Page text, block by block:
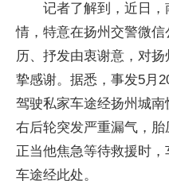
记者了解到，近日
情，特意在扬州交警微
历、抒发由衷谢意，对
挚感谢。据悉，事发5月
驾驶私家车途经扬州城
右后轮突发严重漏气，胎
正当他焦急等待救援时
车途经此处。